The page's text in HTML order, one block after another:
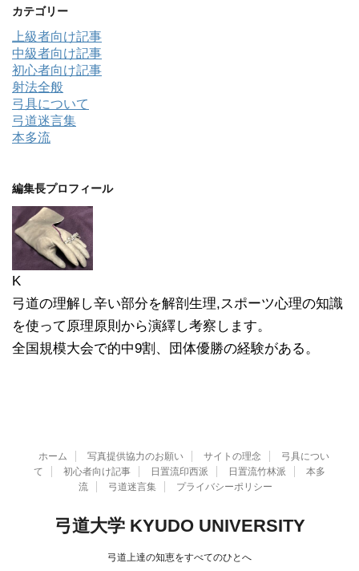
カテゴリー
上級者向け記事
中級者向け記事
初心者向け記事
射法全般
弓具について
弓道迷言集
本多流
編集長プロフィール
K
弓道の理解し辛い部分を解剖生理,スポーツ心理の知識
を使って原理原則から演繹し考察します。
全国規模大会で的中9割、団体優勝の経験がある。
ホーム 写真提供協力のお願い サイトの理念
弓具につい
て
初心者向け記事 日置流印西派 日置流竹林派
本多
流
弓道迷言集 プライバシーポリシー
弓道大学 KYUDO UNIVERSITY
弓道上達の知恵をすべてのひとへ